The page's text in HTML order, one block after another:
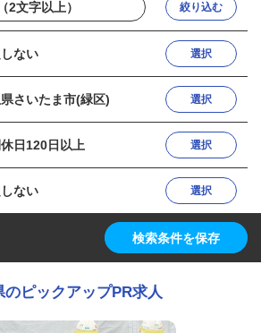
絞り込む
ない 選択
さいたま市(緑区) 選択
日120日以上 選択
ない 選択
検索条件を保存
のピックアップPR求人